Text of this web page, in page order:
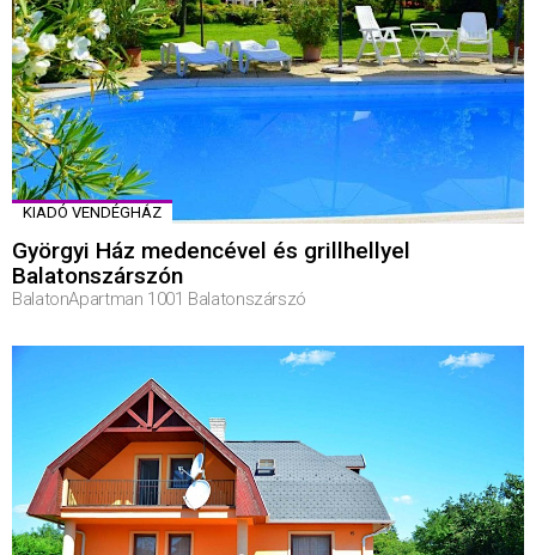
KIADÓ VENDÉGHÁZ
Györgyi Ház medencével és grillhellyel
Balatonszárszón
BalatonApartman 1001 Balatonszárszó